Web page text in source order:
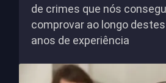
de crimes que nós
comprovar ao longo
anos de experiência